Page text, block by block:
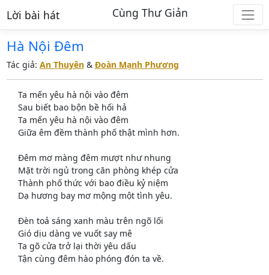
Lời bài hát Cùng Thư Giản
Hà Nội Đêm
Tác giả: An Thuyên& Đoàn Mạnh Phương
Ta mến yêu hà nội vào đêm
Sau biết bao bộn bề hối hả
Ta mến yêu hà nội vào đêm
Giữa êm đềm thành phố thật mình hơn.
Đêm mơ màng đêm mượt như nhung
Mặt trời ngủ trong căn phòng khép cửa
Thành phố thức với bao điều kỷ niệm
Dạ hương bay mơ mộng một tình yêu.
Đèn toả sáng xanh màu trên ngõ lối
Gió dịu dàng ve vuốt say mê
Ta gõ cửa trở lại thời yêu dấu
Tận cùng đêm hào phóng đón ta về.